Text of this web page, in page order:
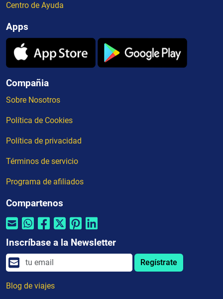
Centro de Ayuda
Apps
Compañia
Sobre Nosotros
Política de Cookies
Política de privacidad
Términos de servicio
Programa de afiliados
Compartenos
Inscríbase a la Newsletter
Regístrate
Blog de viajes